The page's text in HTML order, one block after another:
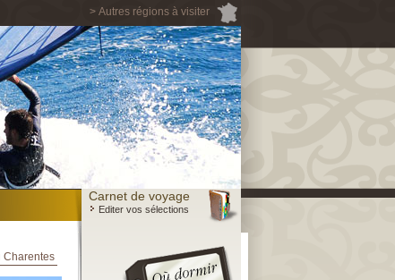
> Autres régions à visiter
Carnet de voyage
Editer vos sélections
Charentes